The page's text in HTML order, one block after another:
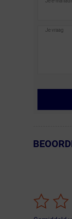
← Terug